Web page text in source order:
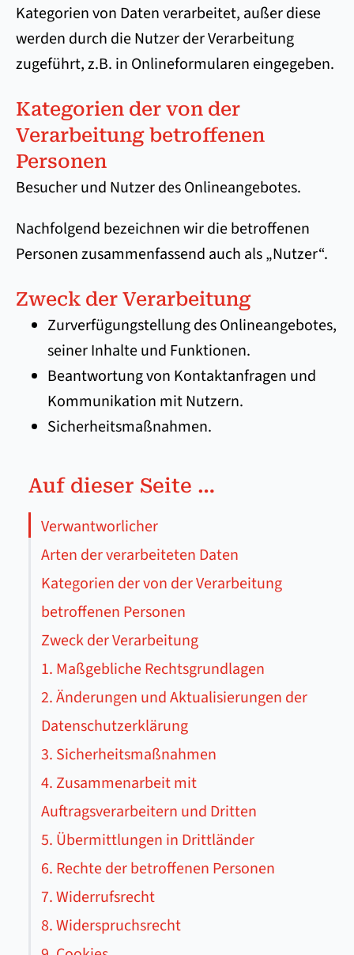
Kategorien von Daten verarbeitet, außer diese
werden durch die Nutzer der Verarbeitung
zugeführt, z.B. in Onlineformularen eingegeben.
Kategorien der von der
Verarbeitung betroffenen
Personen
Besucher und Nutzer des Onlineangebotes.
Nachfolgend bezeichnen wir die betroffenen
Personen zusammenfassend auch als „Nutzer“.
Zweck der Verarbeitung
Zurverfügungstellung des Onlineangebotes,
seiner Inhalte und Funktionen.
Beantwortung von Kontaktanfragen und
Kommunikation mit Nutzern.
Sicherheitsmaßnahmen.
Auf dieser Seite …
Verwant­worl­ich­er
Arten der verarbeiteten Daten
Kategorien der von der Verarbeitung
betroffenen Personen
Zweck der Verarbeitung
1. Maßgebliche Rechtsgrundlagen
2. Änderungen und Aktualisierungen der
Datenschutzerklärung
3. Sicherheitsmaßnahmen
4. Zusammenarbeit mit
Auftragsverarbeitern und Dritten
5. Übermittlungen in Drittländer
6. Rechte der betroffenen Personen
7. Widerrufsrecht
8. Widerspruchsrecht